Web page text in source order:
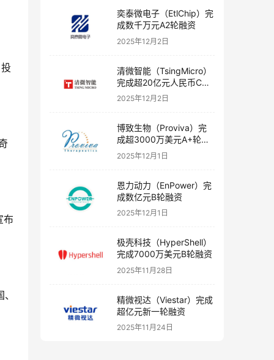
布
奕泰微电子（EtlChip）完
成数千万元A2轮融资
2025年12月2日
清微智能（TsingMicro）
完成超20亿元人民币C轮
融资
2025年12月2日
博致生物（Proviva）完
成超3000万美元A+轮融
资
2025年12月1日
恩力动力（EnPower）完
成数亿元B轮融资
2025年12月1日
极壳科技（HyperShell）
完成7000万美元B轮融资
2025年11月28日
精微视达（Viestar）完成
超亿元新一轮融资
2025年11月24日